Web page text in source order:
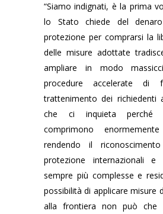
“Siamo indignati, è la prima
lo Stato chiede del
protezione per comprarsi la
delle misure adottate
ampliare in modo
procedure accelerate
trattenimento dei richiedenti
che ci inquieta perché
comprimono
rendendo il
protezione internazionali e
sempre più complesse e
possibilità di applicare misure
alla frontiera non può che